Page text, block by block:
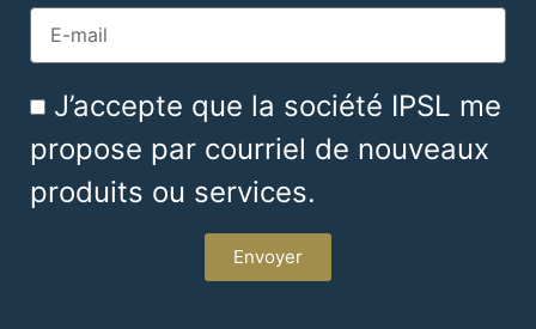
J’accepte que la société IPSL me
propose par courriel de nouveaux
produits ou services.
Envoyer